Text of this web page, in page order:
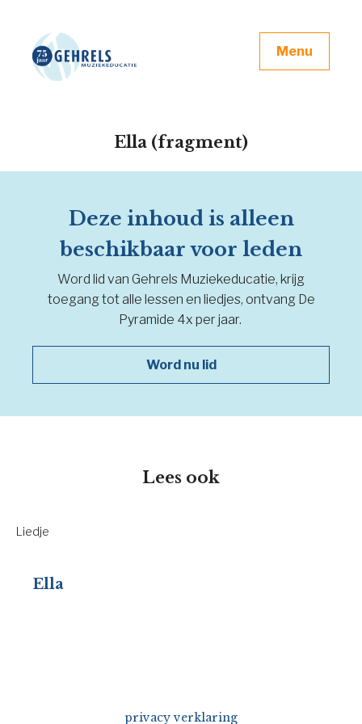
Menu
Ella (fragment)
Deze inhoud is alleen
beschikbaar voor leden
Word lid van Gehrels Muziekeducatie, krijg
toegang tot alle lessen en liedjes, ontvang De
Pyramide 4x per jaar.
Word nu lid
Lees ook
Liedje
Ella
privacy verklaring